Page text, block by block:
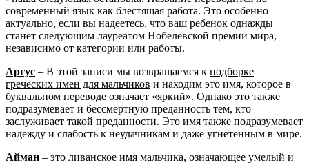
современный язык как блестящая работа. Это особенно
актуально, если вы надеетесь, что ваш ребенок однажды
станет следующим лауреатом Нобелевской премии мира,
независимо от категории или работы.
Аргус – В этой записи мы возвращаемся к подборке
греческих имен для мальчиков и находим это имя, которое в
буквальном переводе означает «яркий». Однако это также
подразумевает и бессмертную преданность тем, кто
заслуживает такой преданности. Это имя также подразумевает
надежду и слабость к неудачникам и даже угнетенным в мире.
Айман – это ливанское имя мальчика, означающее умелый и